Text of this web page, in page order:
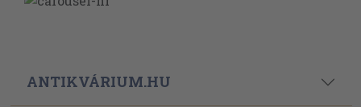
ANTIKVÁRIUM.HU